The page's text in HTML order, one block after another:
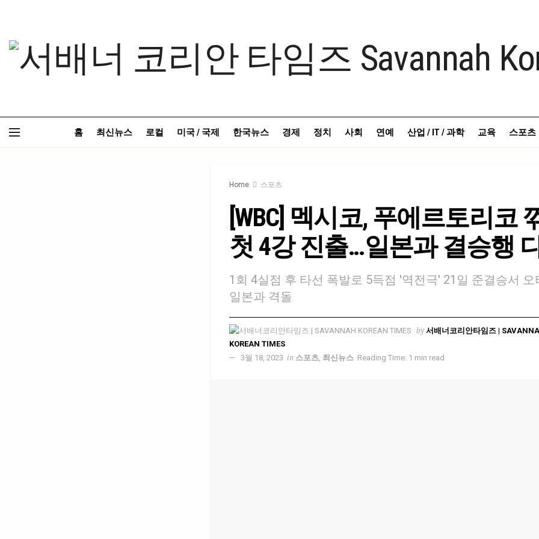
홈 최신뉴스 로컬 미국 / 국제 한국뉴스 경제 정치 사회 연예 산업 / IT / 과학 교육 스포츠
Home 스포츠
[WBC] 멕시코, 푸에르토리코
첫 4강 진출…일본과 결승행
1회 4실점 후 타선 폭발로 5득점 '역전극' 21일 준결승서 오
일본과 격돌
by 서배너코리안타임즈 |
KOREAN TIMES
3월 18, 2023 in 스포츠, 최신뉴스 Reading Time: 1 min read